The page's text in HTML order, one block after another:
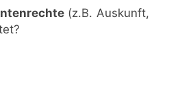
(z.B. Auskunft,